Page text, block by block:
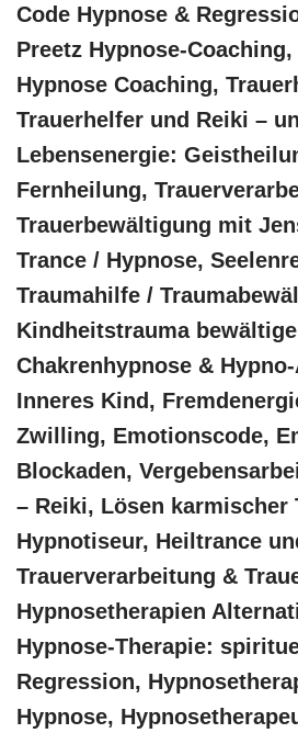
Code Hypnose &
Preetz Hypnose-
Hypnose Coaching,
Trauerhelfer und Reiki –
Lebensenergie:
Fernheilung,
Trauerbewältigung mit
Trance / Hypnose,
Traumahilfe /
Kindheitstrauma
Chakrenhypnose &
Inneres Kind,
Zwilling, Emotionscode,
Blockaden,
– Reiki, Lösen karmischer
Hypnotiseur, Heiltrance
Trauerverarbeitung &
Hypnosetherapien
Hypnose-Therapie:
Regression,
Hypnose,